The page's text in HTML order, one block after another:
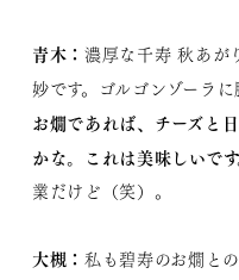
青木： 濃厚な千寿 秋あが
妙です。ゴルゴンゾーラ
お燗であれば、チーズと
かな。これは美味しいです
業だけど（笑）。
大槻： 私も碧寿のお燗と